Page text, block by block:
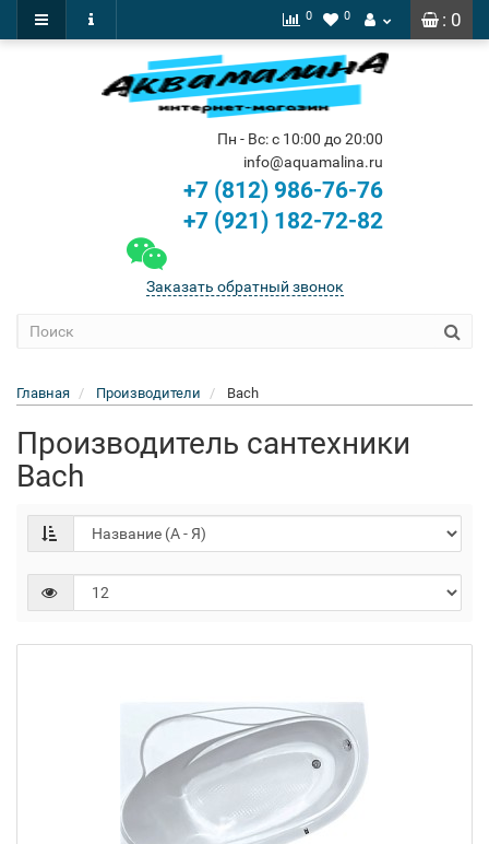
: 0
0 0
Пн - Вс: с 10:00 до 20:00
info@aquamalina.ru
+7 (812) 986-76-76
+7 (921) 182-72-82
Заказать обратный звонок
Главная Производители Bach
Производитель сантехники
Bach